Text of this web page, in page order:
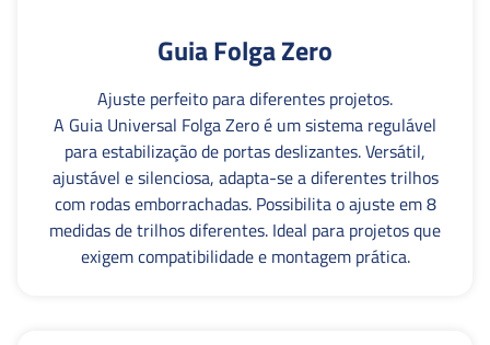
Guia Folga Zero
Ajuste perfeito para diferentes projetos.
A Guia Universal Folga Zero é um sistema regulável
para estabilização de portas deslizantes. Versátil,
ajustável e silenciosa, adapta-se a diferentes trilhos
com rodas emborrachadas. Possibilita o ajuste em 8
medidas de trilhos diferentes. Ideal para projetos que
exigem compatibilidade e montagem prática.